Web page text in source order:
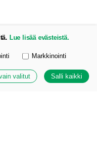
Lue lisää evästeistä.
Markkinointi
valitut Salli kaikki